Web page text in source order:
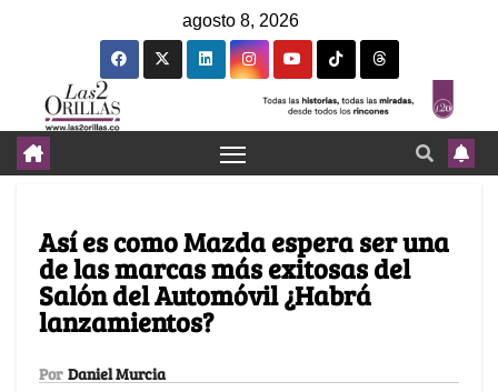
agosto 8, 2026
Así es como Mazda espera ser una
de las marcas más exitosas del
Salón del Automóvil ¿Habrá
lanzamientos?
Por Daniel Murcia